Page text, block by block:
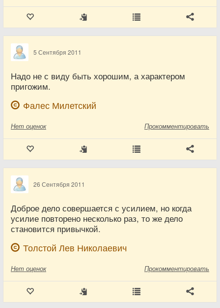
5 Сентября 2011
Надо не с виду быть хорошим, а характером
пригожим.
Фалес Милетский
Нет оценок Прокомментировать
26 Сентября 2011
Доброе дело совершается с усилием, но когда
усилие повторено несколько раз, то же дело
становится привычкой.
Толстой Лев Николаевич
Нет оценок Прокомментировать